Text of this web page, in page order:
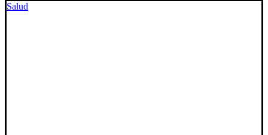
Salud